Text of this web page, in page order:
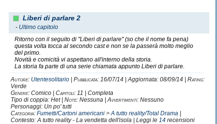
Liberi di parlare 2
- Ultimo capitolo
Ritorno con il seguito di "Liberi di parlare" (so che il nome fa pena)
questa volta tocca al secondo cast e non se la passerà molto meglio
del primo.
Novità e comicità vi aspettano all'interno della storia.
La storia fa parte di una serie chiamata appunto Liberi di parlare.
Autore: Utentesolitario Pubblicata: 16/07/14 | Aggiornata: 08/09/14 | Rating:
Verde
Genere: Comico | Capitoli: 11 | Completa
Tipo di coppia: Het | Note: Nessuna |Avvertimenti: Nessuno
Personaggi: Un po' tutti
Categoria: Fumetti/Cartoni americani >A tutto reality/Total Drama
Contesto: A tutto reality - La vendetta dell'isola | Leggi le 14 recensioni